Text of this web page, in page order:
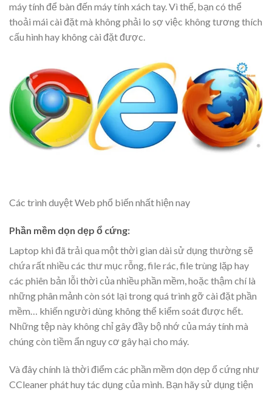
máy tính để bàn đến máy tính xách tay. Vì thế, bạn có thể
thoải mái cài đặt mà không phải lo sợ việc không tương thích
cấu hình hay không cài đặt được.
Các trình duyệt Web phổ biến nhất hiện nay
Phần mềm dọn dẹp ổ cứng:
Laptop khi đã trải qua một thời gian dài sử dụng thường sẽ
chứa rất nhiều các thư mục rỗng, file rác, file trùng lặp hay
các phiên bản lỗi thời của nhiều phần mềm, hoặc thậm chí là
những phân mảnh còn sót lại trong quá trình gỡ cài đặt phần
mềm… khiến người dùng không thể kiểm soát được hết.
Những tệp này không chỉ gây đầy bộ nhớ của máy tính mà
chúng còn tiềm ẩn nguy cơ gây hại cho máy.
Và đây chính là thời điểm các phần mềm dọn dẹp ổ cứng như
CCleaner phát huy tác dụng của mình. Bạn hãy sử dụng tiện